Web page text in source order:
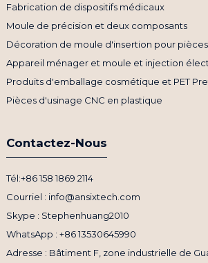
Fabrication de dispositifs médicaux
Moule de précision et deux composants
Décoration de moule d'insertion pour
Appareil ménager et moule et injection
Produits d'emballage cosmétique et PET
Pièces d'usinage CNC en plastique
Contactez-Nous
Tél:+86 158 1869 2114
Courriel : info@ansixtech.com
Skype : Stephenhuang2010
WhatsApp : +86 13530645990
Adresse : Bâtiment F, zone industrielle de